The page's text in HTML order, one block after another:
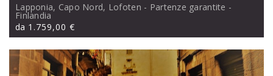
Lapponia, Capo Nord, Lofoten - Partenze garantite -
Finlandia
da 1.759,00 €